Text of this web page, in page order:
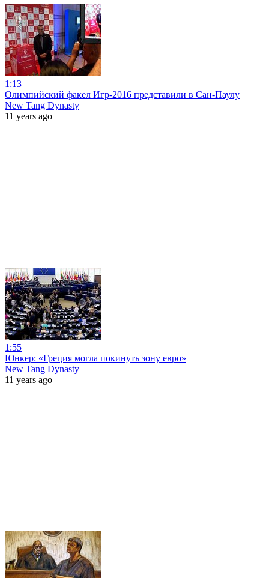
1:13
Олимпийский факел Игр-2016 представили в Сан-Паулу
New Tang Dynasty
11 years ago
1:55
Юнкер: «Греция могла покинуть зону евро»
New Tang Dynasty
11 years ago